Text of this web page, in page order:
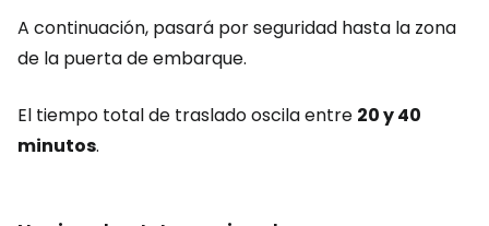
A continuación, pasará por seguridad hasta la zona
de la puerta de embarque.
El tiempo total de traslado oscila entre 20 y 40
minutos.